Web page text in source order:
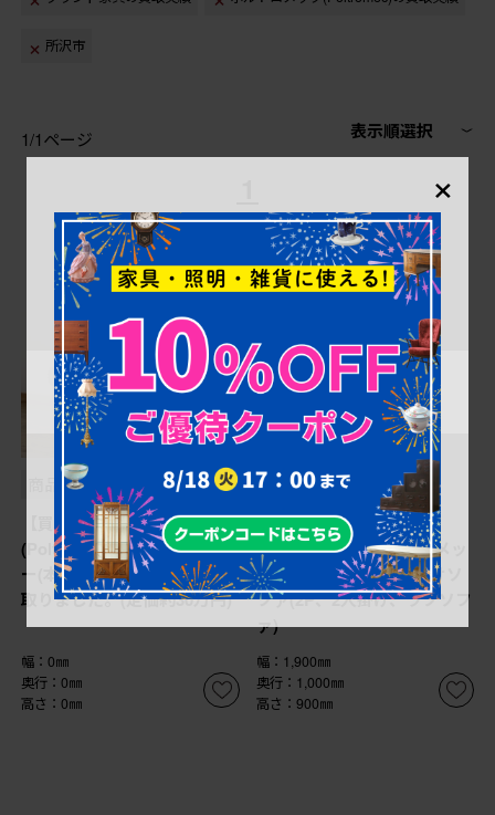
所沢市
1/1ページ 表示順選択
商品番号 B-058362
【買取】ポルトロメック
(Poltromec)のジェミニ レザ
ー(本革) 1人掛けソファを買
取りました。(定価約30万円)
幅：0㎜
奥行：0㎜
高さ：0㎜
商品番号 B-000015
【買取】中古 イタリア
IDC大塚家具 ポルトロメッ
ク(Poltromec) 二人掛けソ
ファ(2P、2人掛け、ラブソフ
ァ)
幅：1,900㎜
奥行：1,000㎜
高さ：900㎜
×